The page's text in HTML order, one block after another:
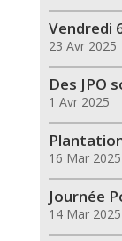
Vendredi
23 Avr 2025
Des JPO
1 Avr 2025
16 Mar 2025
Journée
14 Mar 2025